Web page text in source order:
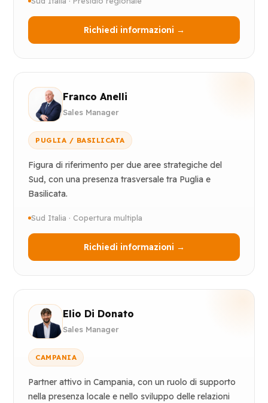
Richiedi informazioni →
Franco Anelli
Sales Manager
PUGLIA / BASILICATA
Figura di riferimento per due aree strategiche del
Sud, con una presenza trasversale tra Puglia e
Basilicata.
Sud Italia · Copertura multipla
Richiedi informazioni →
Elio Di Donato
Sales Manager
CAMPANIA
Partner attivo in Campania, con un ruolo di supporto
nella presenza locale e nello sviluppo delle relazioni